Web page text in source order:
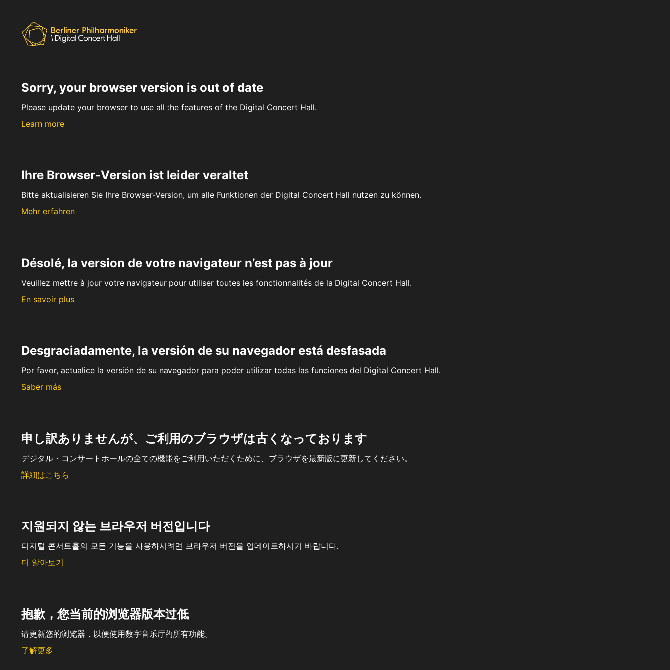
Sorry, your browser version is out of date
Please update your browser to use all the features of the Digital Concert Hall.
Learn more
Ihre Browser-Version ist leider veraltet
Bitte aktualisieren Sie Ihre Browser-Version, um alle Funktionen der Digital Concert Hall nutzen zu können.
Mehr erfahren
Désolé, la version de votre navigateur n’est pas à jour
Veuillez mettre à jour votre navigateur pour utiliser toutes les fonctionnalités de la Digital Concert Hall.
En savoir plus
Desgraciadamente, la versión de su navegador está desfasada
Por favor, actualice la versión de su navegador para poder utilizar todas las funciones del Digital Concert Hall.
Saber más
申し訳ありませんが、ご利用のブラウザは古くなっております
デジタル・コンサートホールの全ての機能をご利用いただくために、ブラウザを最新版に更新してください。
詳細はこちら
지원되지 않는 브라우저 버전입니다
디지털 콘서트홀의 모든 기능을 사용하시려면 브라우저 버전을 업데이트하시기 바랍니다.
더 알아보기
抱歉，您当前的浏览器版本过低
请更新您的浏览器，以便使用数字音乐厅的所有功能。
了解更多